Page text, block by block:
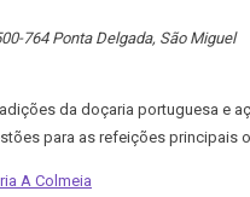
764 Ponta Delgada, São Miguel
da doçaria portuguesa e
para as refeições principais
A Colmeia